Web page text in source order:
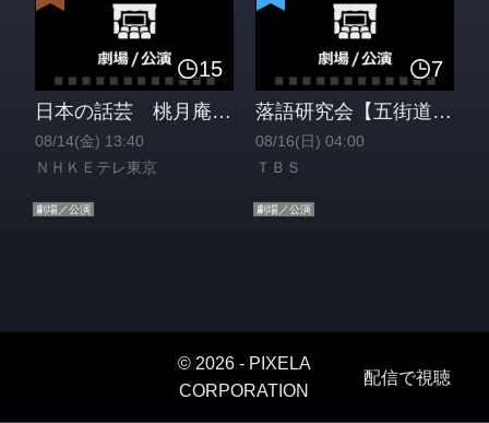
15
日本の話芸 桃月庵白酒 落語「百川」[解][字][再]
08/14(金) 13:40
ＮＨＫＥテレ東京
劇場／公演
7
落語研究会【五街道雲助『目黒のさんま』／柳家三三『提灯屋』】
08/16(日) 04:00
ＴＢＳ
劇場／公演
© 2026 - PIXELA
CORPORATION
配信で視聴